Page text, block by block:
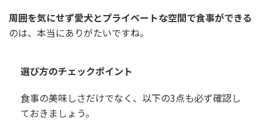
周囲を気にせず愛犬とプライベートな空間で食事ができる
のは、本当にありがたいですね。
選び方のチェックポイント
食事の美味しさだけでなく、以下の3点も必ず確認し
ておきましょう。